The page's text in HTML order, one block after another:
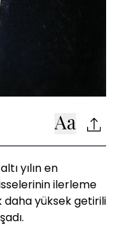
yılın en
ilerleme
daha yüksek getirili